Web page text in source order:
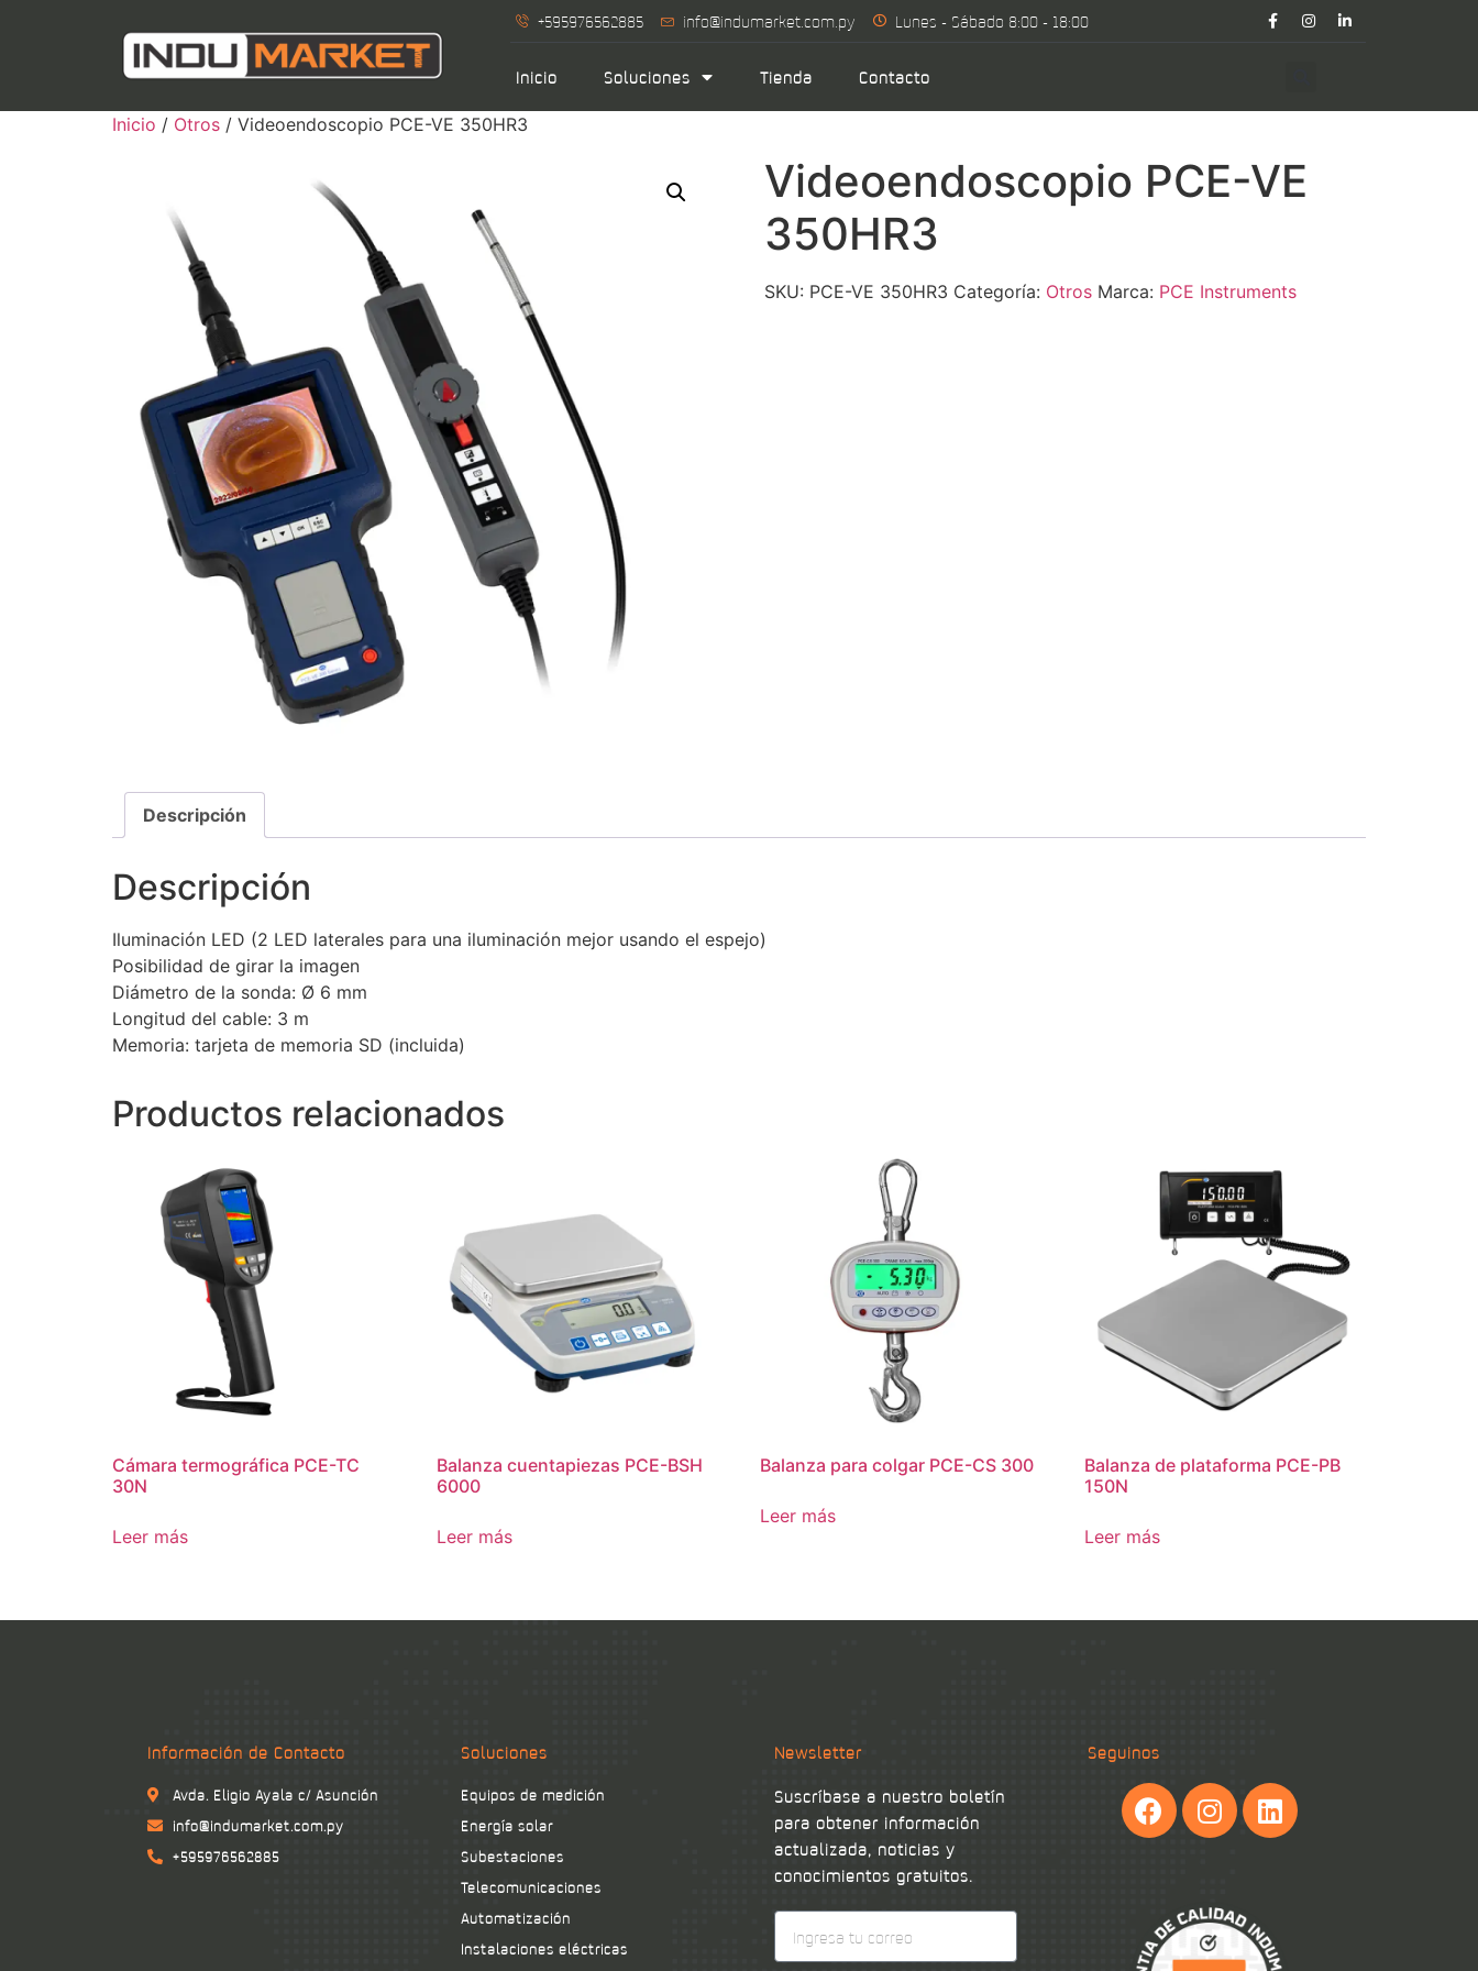
+595976562885 info@indumarket.com.py Lunes - Sábado 8:00 - 18:00
Inicio Soluciones Tienda Contacto
Inicio / Otros / Videoendoscopio PCE-VE 350HR3
Videoendoscopio PCE-VE
350HR3
SKU: PCE-VE 350HR3 Categoría: Otros Marca: PCE Instruments
Descripción
Descripción
Iluminación LED (2 LED laterales para una iluminación mejor usando el espejo)
Posibilidad de girar la imagen
Diámetro de la sonda: Ø 6 mm
Longitud del cable: 3 m
Memoria: tarjeta de memoria SD (incluida)
Productos relacionados
Cámara termográfica PCE-TC
30N
Leer más
Balanza cuentapiezas PCE-BSH
6000
Leer más
Balanza para colgar PCE-CS 300
Leer más
Balanza de plataforma PCE-PB
150N
Leer más
Información de Contacto
Avda. Eligio Ayala c/ Asunción
info@indumarket.com.py
+595976562885
Soluciones
Equipos de medición
Energía solar
Subestaciones
Telecomunicaciones
Automatización
Instalaciones eléctricas
Newsletter
Suscríbase a nuestro boletín
para obtener información
actualizada, noticias y
conocimientos gratuitos.
Seguinos